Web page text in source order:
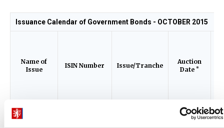
Name of
Issue
ISIN Number Issue/Tranche
Auction
Date *
Government
Bond of the
14.10.2015
Issuance Calendar of Government Bonds - OCTOBER 2015